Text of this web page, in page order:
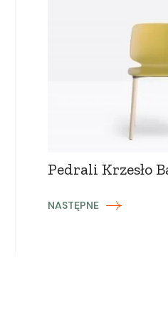
Pedrali Krzesło
NASTĘPNE